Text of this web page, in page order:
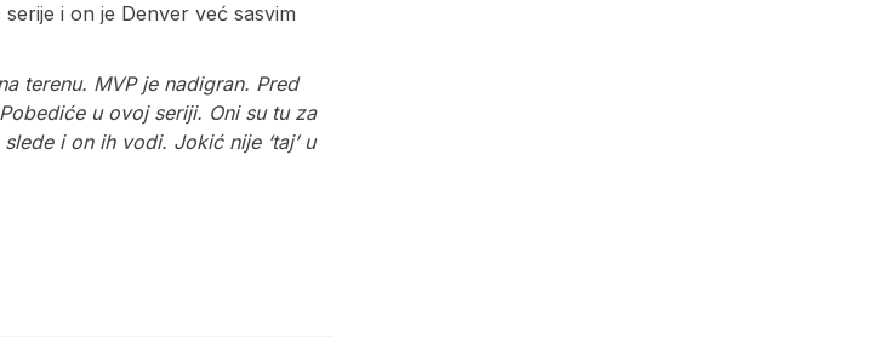
i on je Denver već sasvim
terenu. MVP je nadigran. Pred
u ovoj seriji. Oni su tu za
i on ih vodi. Jokić nije ‘taj’ u